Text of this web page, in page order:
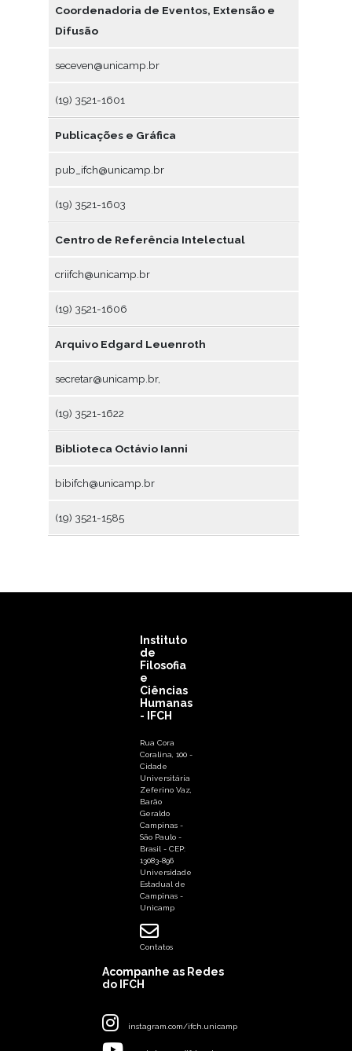
Coordenadoria de Eventos, Extensão e
Difusão
seceven@unicamp.br
(19) 3521-1601
Publicações e Gráfica
pub_ifch@unicamp.br
(19) 3521-1603
Centro de Referência Intelectual
criifch@unicamp.br
(19) 3521-1606
Arquivo Edgard Leuenroth
secretar@unicamp.br,
(19) 3521-1622
Biblioteca Octávio Ianni
bibifch@unicamp.br
(19) 3521-1585
Instituto
de
Filosofia
e
Ciências
Humanas
- IFCH
Rua Cora
Coralina, 100 -
Cidade
Universitária
Zeferino Vaz,
Barão
Geraldo
Campinas -
São Paulo -
Brasil - CEP:
13083-896
Universidade
Estadual de
Campinas -
Unicamp
Contatos
Acompanhe as Redes
do IFCH
instagram.com/ifch.unicamp